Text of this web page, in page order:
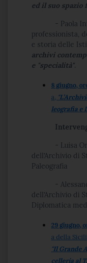
ed il suo spazio
- Paola
professionista,
e storia delle
archivi
e "specialità".
8 giugno,
a,
leografia e
- Luisa
dell’Archivio di
Paleografia
- Alessandra
dell’Archivio di
Diplomatica
29 giugno,
a della
"Il Grande
celleria al